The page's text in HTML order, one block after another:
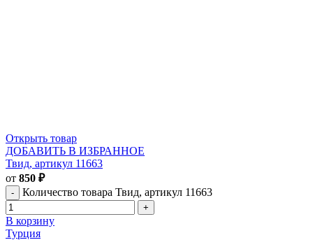
Открыть товар
ДОБАВИТЬ В ИЗБРАННОЕ
Твид, артикул 11663
от 850 ₽
Количество товара Твид, артикул 11663
В корзину
Турция